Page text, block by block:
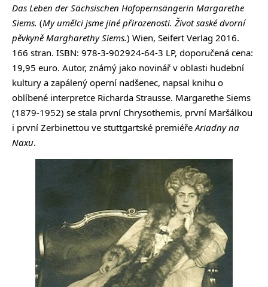
Das Leben der Sächsischen Hofopernsängerin Margarethe
Siems. (My umělci jsme jiné přirozenosti. Život saské dvorní
pěvkyně Margharethy Siems.) Wien, Seifert Verlag 2016.
166 stran. ISBN: 978-3-902924-64-3 LP, doporučená cena:
19,95 euro. Autor, známý jako novinář v oblasti hudební
kultury a zapálený operní nadšenec, napsal knihu o
oblíbené interpretce Richarda Strausse. Margarethe Siems
(1879-1952) se stala první Chrysothemis, první Maršálkou
i první Zerbinettou ve stuttgartské premiéřeAriadny na
Naxu.